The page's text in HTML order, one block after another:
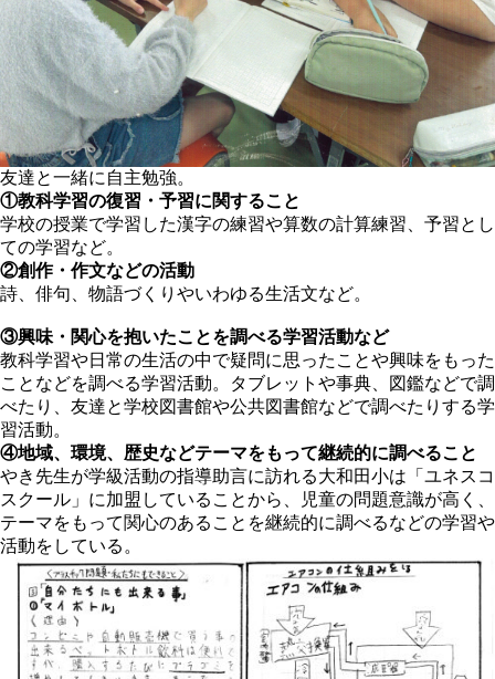
友達と一緒に自主勉強。
①教科学習の復習・予習に関すること
学校の授業で学習した漢字の練習や算数の計算練習、予習とし
ての学習など。
②創作・作文などの活動
詩、俳句、物語づくりやいわゆる生活文など。
③興味・関心を抱いたことを調べる学習活動など
教科学習や日常の生活の中で疑問に思ったことや興味をもった
ことなどを調べる学習活動。タブレットや事典、図鑑などで調
べたり、友達と学校図書館や公共図書館などで調べたりする学
習活動。
④地域、環境、歴史などテーマをもって継続的に調べること
やき先生が学級活動の指導助言に訪れる大和田小は「ユネスコ
スクール」に加盟していることから、児童の問題意識が高く、
テーマをもって関心のあることを継続的に調べるなどの学習や
活動をしている。